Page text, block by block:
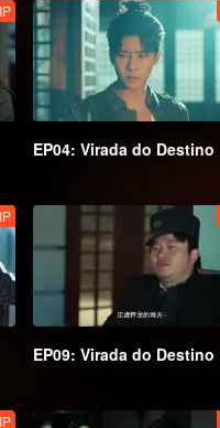
EP04: Virada do Destino
EP09: Virada do Destino